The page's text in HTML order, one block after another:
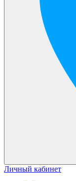
Личный кабинет